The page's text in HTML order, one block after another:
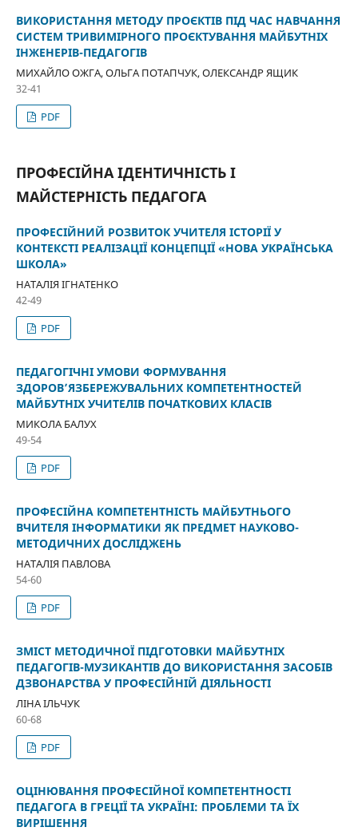
ВИКОРИСТАННЯ МЕТОДУ ПРОЄКТІВ ПІД ЧАС НАВЧАННЯ
СИСТЕМ ТРИВИМІРНОГО ПРОЄКТУВАННЯ МАЙБУТНІХ
ІНЖЕНЕРІВ-ПЕДАГОГІВ
МИХАЙЛО ОЖГА, ОЛЬГА ПОТАПЧУК, ОЛЕКСАНДР ЯЩИК
32-41
PDF
ПРОФЕСІЙНА ІДЕНТИЧНІСТЬ І
МАЙСТЕРНІСТЬ ПЕДАГОГА
ПРОФЕСІЙНИЙ РОЗВИТОК УЧИТЕЛЯ ІСТОРІЇ У
КОНТЕКСТІ РЕАЛІЗАЦІЇ КОНЦЕПЦІЇ «НОВА УКРАЇНСЬКА
ШКОЛА»
НАТАЛІЯ ІГНАТЕНКО
42-49
PDF
ПЕДАГОГІЧНІ УМОВИ ФОРМУВАННЯ
ЗДОРОВ’ЯЗБЕРЕЖУВАЛЬНИХ КОМПЕТЕНТНОСТЕЙ
МАЙБУТНІХ УЧИТЕЛІВ ПОЧАТКОВИХ КЛАСІВ
МИКОЛА БАЛУХ
49-54
PDF
ПРОФЕСІЙНА КОМПЕТЕНТНІСТЬ МАЙБУТНЬОГО
ВЧИТЕЛЯ ІНФОРМАТИКИ ЯК ПРЕДМЕТ НАУКОВО-
МЕТОДИЧНИХ ДОСЛІДЖЕНЬ
НАТАЛІЯ ПАВЛОВА
54-60
PDF
ЗМІСТ МЕТОДИЧНОЇ ПІДГОТОВКИ МАЙБУТНІХ
ПЕДАГОГІВ-МУЗИКАНТІВ ДО ВИКОРИСТАННЯ ЗАСОБІВ
ДЗВОНАРСТВА У ПРОФЕСІЙНІЙ ДІЯЛЬНОСТІ
ЛІНА ІЛЬЧУК
60-68
PDF
ОЦІНЮВАННЯ ПРОФЕСІЙНОЇ КОМПЕТЕНТНОСТІ
ПЕДАГОГА В ГРЕЦІЇ ТА УКРАЇНІ: ПРОБЛЕМИ ТА ЇХ
ВИРІШЕННЯ